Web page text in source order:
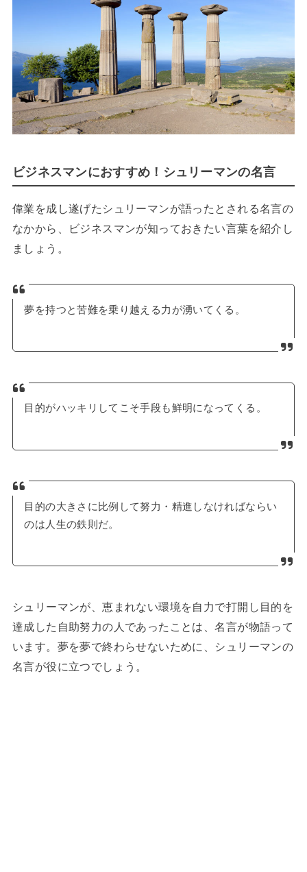
ビジネスマンにおすすめ！シュリーマンの名言
偉業を成し遂げたシュリーマンが語ったとされる名言の
なかから、ビジネスマンが知っておきたい言葉を紹介し
ましょう。
夢を持つと苦難を乗り越える力が湧いてくる。
目的がハッキリしてこそ手段も鮮明になってくる。
目的の大きさに比例して努力・精進しなければならい
のは人生の鉄則だ。
シュリーマンが、恵まれない環境を自力で打開し目的を
達成した自助努力の人であったことは、名言が物語って
います。夢を夢で終わらせないために、シュリーマンの
名言が役に立つでしょう。